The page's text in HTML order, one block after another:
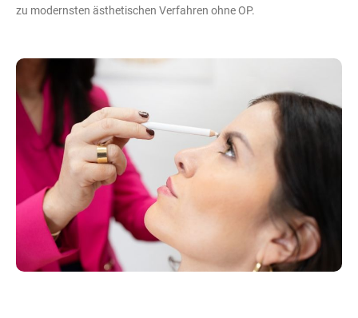
zu modernsten ästhetischen Verfahren ohne OP.